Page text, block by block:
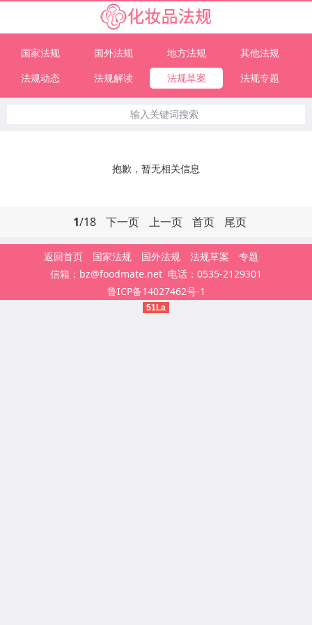
国家法规 国外法规 地方法规
其他法规
法规动态
法规解读 法规草案 法规专题
输入关键词搜索
抱歉，暂无相关信息
1/18 下一页 上一页 首页 尾页
返回首页 国家法规 国外法规 法规草案
专题
信箱：bz@foodmate.net 电话：0535-2129301
鲁ICP备14027462号-1
51La